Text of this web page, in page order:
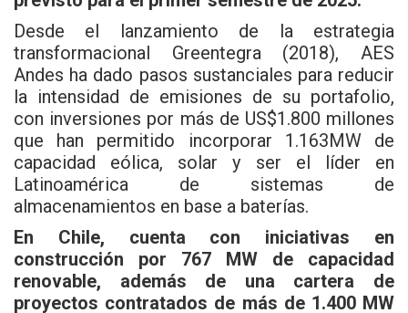
Desde el lanzamiento de la estrategia
transformacional Greentegra (2018), AES
Andes ha dado pasos sustanciales para reducir
la intensidad de emisiones de su portafolio,
con inversiones por más de US$1.800 millones
que han permitido incorporar 1.163MW de
capacidad eólica, solar y ser el líder en
Latinoamérica de sistemas de
almacenamientos en base a baterías.
En Chile, cuenta con iniciativas en
construcción por 767 MW de capacidad
renovable, además de una cartera de
proyectos contratados de más de 1.400 MW